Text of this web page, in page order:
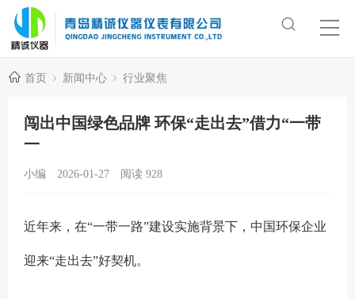
首页 新闻中心 行业聚焦
闯出中国绿色品牌 环保“走出去”借力“一带
一
小编 2026-01-27 阅读 928
近年来，在“一带一路”建设实施背景下，中国环保企业
迎来“走出去”好契机。